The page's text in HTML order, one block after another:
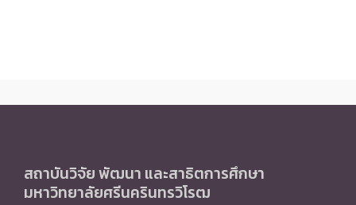
สถาบันวิจัย พัฒนา และสาธิตการศึกษา
มหาวิทยาลัยศรีนครินทรวิโรฒ